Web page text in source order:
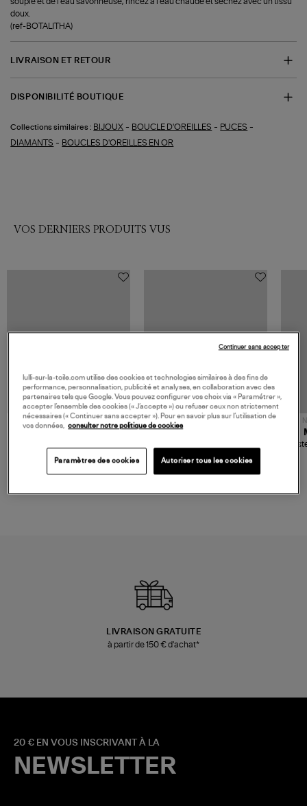
doux.
(ref-BOTALITHA)
LIVRAISON ET RETOUR
DISPONIBILITÉ BOUTIQUE
Collections similaires : BIJOUX - BOUCLE D'OREILLES - PUCES -
DIAMANTS - BOUCLES D'OREILLES EN OR
VOS DERNIERS PRODUITS VUS
480,00 €
NOUVELLE COLLECTION
189,00 €
LIVRAISON GRATUITE
à partir de 150 € d'achat*
20 € EN VOUS INSCRIVANT À LA
NEWSLETTER
lulli-sur-la-toile.com utilise des cookies et technologies similaires à des fins de
performance, personnalisation, publicité et analyses, en collaboration avec des
partenaires tels que Google. Vous pouvez configurer vos choix via « Paramétrer »,
accepter l’ensemble des cookies (« J’accepte ») ou refuser ceux non strictement
nécessaires (« Continuer sans accepter »). Pour en savoir plus sur l’utilisation de
vos données, consulter notre politique de cookies
Paramètres des cookies Autoriser tous les cookies
Continuer sans accepter